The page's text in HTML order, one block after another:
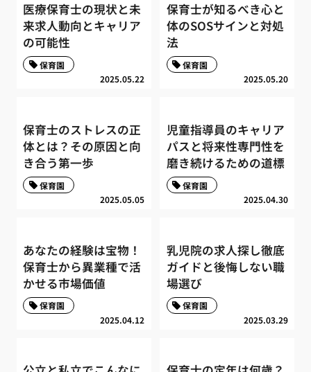
医療保育士の現状と未
来求人動向とキャリア
の可能性
2025.05.22
保育園
保育士が知るべき心と
体のSOSサインと対処
法
2025.05.20
保育園
保育士のストレスの正
体とは？その原因と向
き合う第一歩
2025.05.05
保育園
児童指導員のキャリア
パスと将来性専門性を
磨き続けるための道標
2025.04.30
保育園
あなたの経験は宝物！
保育士から異業種で活
かせる市場価値
2025.04.12
保育園
乳児院の求人探し徹底
ガイドと後悔しない職
場選び
2025.03.29
保育園